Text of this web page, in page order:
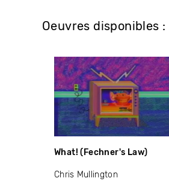
Oeuvres disponibles :
What! (Fechner's Law)
Chris Mullington